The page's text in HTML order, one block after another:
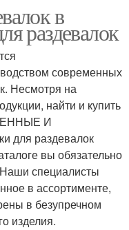
в
раздевалок
современных
Несмотря на
найти и купить
И
для раздевалок
вы обязательно
специалисты
в ассортименте,
в безупречном
изделия.